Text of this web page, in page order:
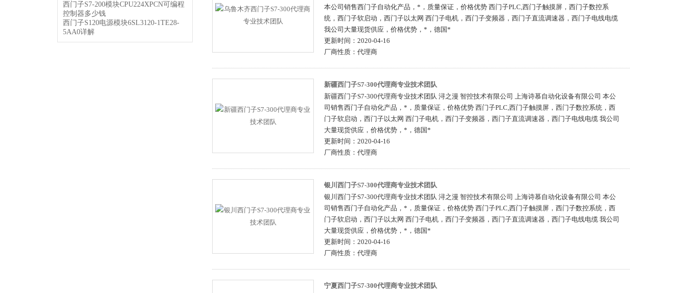
西门子S7-200模块CPU224XPCN可编程
控制器多少钱
西门子S120电源模块6SL3120-1TE28-
5AA0详解
本公司销售西门子自动化产品，*，质量保证，价格优势 西门子PLC,西门子触摸屏，西门子数控系
统，西门子软启动，西门子以太网 西门子电机，西门子变频器，西门子直流调速器，西门子电线电缆
我公司大量现货供应，价格优势，*，德国*
更新时间： 2020-04-16
厂商性质： 代理商
新疆西门子S7-300代理商专业技术团队
新疆西门子S7-300代理商专业技术团队 浔之漫 智控技术有限公司 上海诗慕自动化设备有限公司 本公
司销售西门子自动化产品，*，质量保证，价格优势 西门子PLC,西门子触摸屏，西门子数控系统，西
门子软启动，西门子以太网 西门子电机，西门子变频器，西门子直流调速器，西门子电线电缆 我公司
大量现货供应，价格优势，*，德国*
更新时间： 2020-04-16
厂商性质： 代理商
银川西门子S7-300代理商专业技术团队
银川西门子S7-300代理商专业技术团队 浔之漫 智控技术有限公司 上海诗慕自动化设备有限公司 本公
司销售西门子自动化产品，*，质量保证，价格优势 西门子PLC,西门子触摸屏，西门子数控系统，西
门子软启动，西门子以太网 西门子电机，西门子变频器，西门子直流调速器，西门子电线电缆 我公司
大量现货供应，价格优势，*，德国*
更新时间： 2020-04-16
厂商性质： 代理商
宁夏西门子S7-300代理商专业技术团队